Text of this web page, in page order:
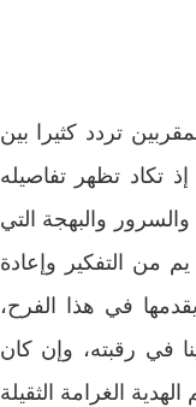
تردد كثيرا بين
تكاد تظهر تفاصيله
والبهجة التي
من التفكير وإعادة
في هذا الفرح،
في رقبته، وإن كان
الغرامة الثقيلة